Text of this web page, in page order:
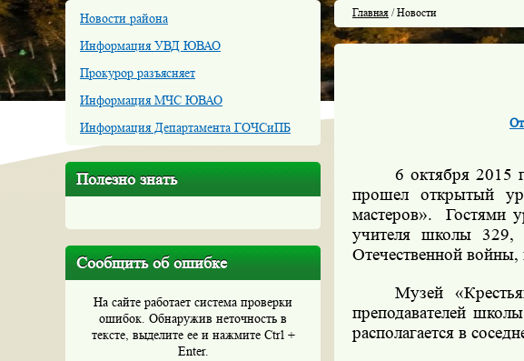
Новости района
Информация УВД ЮВАО
Прокурор разъясняет
Информация МЧС ЮВАО
Информация Департамента ГОЧСиПБ
Полезно знать
Сообщить об ошибке
На сайте работает система проверки
ошибок. Обнаружив неточность в
тексте, выделите ее и нажмите Ctrl +
Enter.
Главная / Новости
6 октября 2015
прошел
открытый
мастеров».
Гостями
учителя школы 329,
Отечественной
Музей
преподавателей
располагается в